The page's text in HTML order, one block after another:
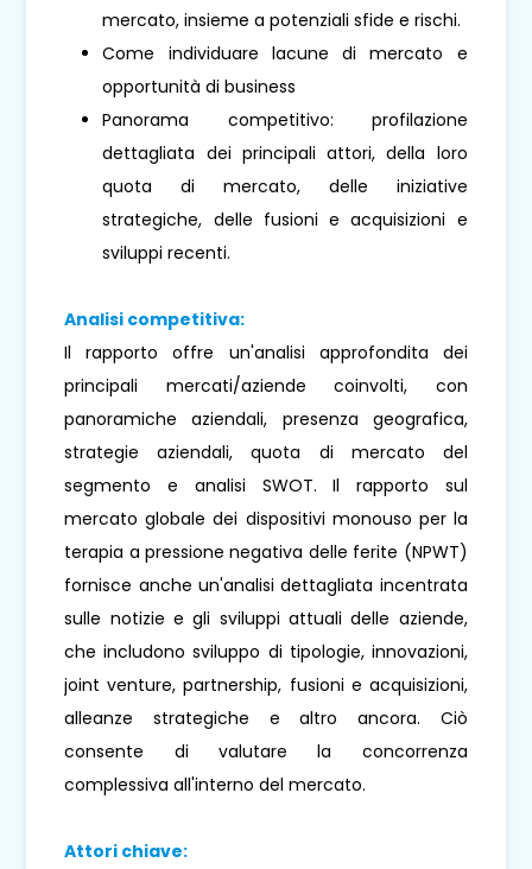
mercato, insieme a potenziali sfide e rischi.
Come individuare lacune di mercato e
opportunità di business
Panorama competitivo: profilazione
dettagliata dei principali attori, della loro
quota di mercato, delle iniziative
strategiche, delle fusioni e acquisizioni e
sviluppi recenti.
Analisi competitiva:
Il rapporto offre un'analisi approfondita dei
principali mercati/aziende coinvolti, con
panoramiche aziendali, presenza geografica,
strategie aziendali, quota di mercato del
segmento e analisi SWOT. Il rapporto sul
mercato globale dei dispositivi monouso per la
terapia a pressione negativa delle ferite (NPWT)
fornisce anche un'analisi dettagliata incentrata
sulle notizie e gli sviluppi attuali delle aziende,
che includono sviluppo di tipologie, innovazioni,
joint venture, partnership, fusioni e acquisizioni,
alleanze strategiche e altro ancora. Ciò
consente di valutare la concorrenza
complessiva all'interno del mercato.
Attori chiave: